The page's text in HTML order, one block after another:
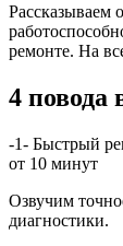
Рассказываем
ремонте. На
4 повода
-1- Быстрый
от 10 минут
Озвучим
диагностики.